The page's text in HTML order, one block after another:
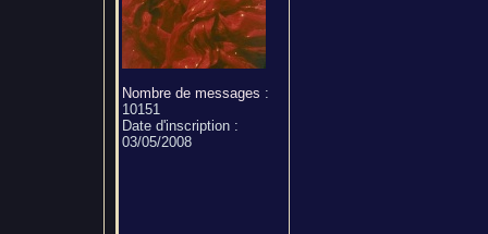
Nombre de messages :
10151
Date d'inscription :
03/05/2008